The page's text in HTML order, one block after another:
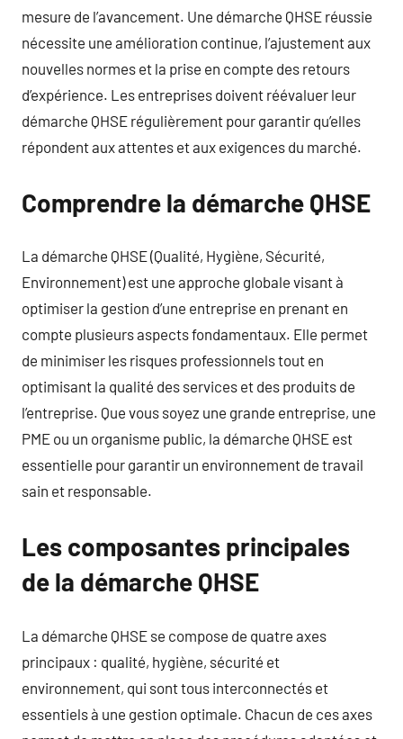
mesure de l’avancement. Une démarche QHSE réussie
nécessite une amélioration continue, l’ajustement aux
nouvelles normes et la prise en compte des retours
d’expérience. Les entreprises doivent réévaluer leur
démarche QHSE régulièrement pour garantir qu’elles
répondent aux attentes et aux exigences du marché.
Comprendre la démarche QHSE
La démarche QHSE (Qualité, Hygiène, Sécurité,
Environnement) est une approche globale visant à
optimiser la gestion d’une entreprise en prenant en
compte plusieurs aspects fondamentaux. Elle permet
de minimiser les risques professionnels tout en
optimisant la qualité des services et des produits de
l’entreprise. Que vous soyez une grande entreprise, une
PME ou un organisme public, la démarche QHSE est
essentielle pour garantir un environnement de travail
sain et responsable.
Les composantes principales
de la démarche QHSE
La démarche QHSE se compose de quatre axes
principaux : qualité, hygiène, sécurité et
environnement, qui sont tous interconnectés et
essentiels à une gestion optimale. Chacun de ces axes